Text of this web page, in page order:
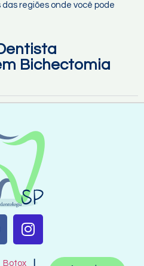
regiões onde você pode
Bichectomia
Botox